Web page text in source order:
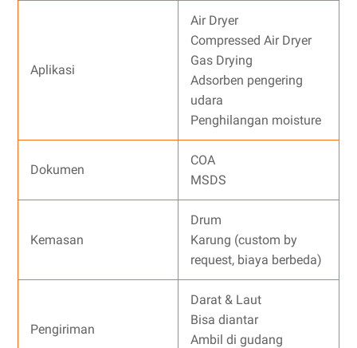
Aplikasi
Air Dryer
Compressed Air Dryer
Gas Drying
Adsorben pengering
udara
Penghilangan moisture
Dokumen
COA
MSDS
Kemasan
Drum
Karung (custom by
request, biaya berbeda)
Pengiriman
Darat & Laut
Bisa diantar
Ambil di gudang